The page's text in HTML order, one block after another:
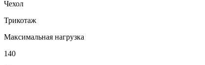
Чехол
Трикотаж
Максимальная нагрузка
140